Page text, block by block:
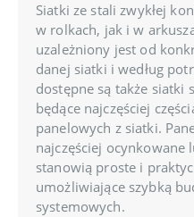
Siatki ze stali zwykłej
w rolkach, jak i w
uzależniony jest od
danej siatki i według
dostępne są także siatki
będące najczęściej
panelowych z siatki.
najczęściej ocynkowane
stanowią proste i
umożliwiające szybką
systemowych.